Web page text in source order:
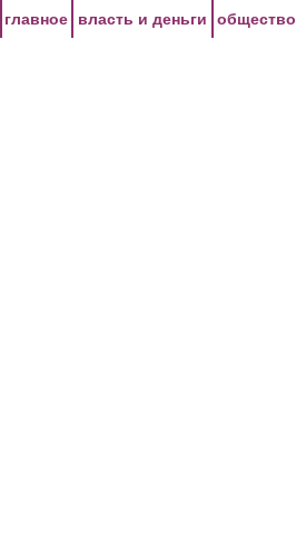
главное власть и деньги общество